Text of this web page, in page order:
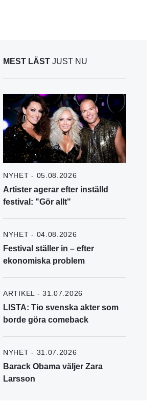
MEST LÄST JUST NU
NYHET - 05.08.2026
Artister agerar efter inställd
festival: "Gör allt"
NYHET - 04.08.2026
Festival ställer in – efter
ekonomiska problem
ARTIKEL - 31.07.2026
LISTA: Tio svenska akter som
borde göra comeback
NYHET - 31.07.2026
Barack Obama väljer Zara
Larsson